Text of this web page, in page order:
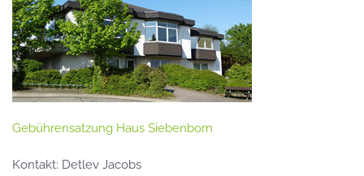
Gebührensatzung Haus Siebenborn
Kontakt: Detlev Jacobs